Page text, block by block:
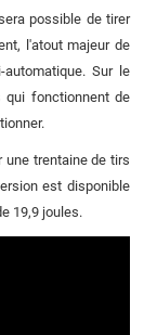
possible de tirer
l'atout majeur de
Sur le
qui fonctionnent de
une trentaine de tirs
est disponible
19,9 joules.